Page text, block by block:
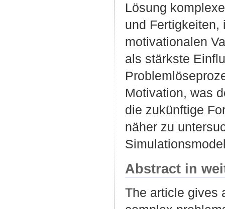
Lösung
und Fertigkeiten,
motivationalen
als stärkste
Motivation, was
die zukünftige
näher zu
Abstract in
The article gives